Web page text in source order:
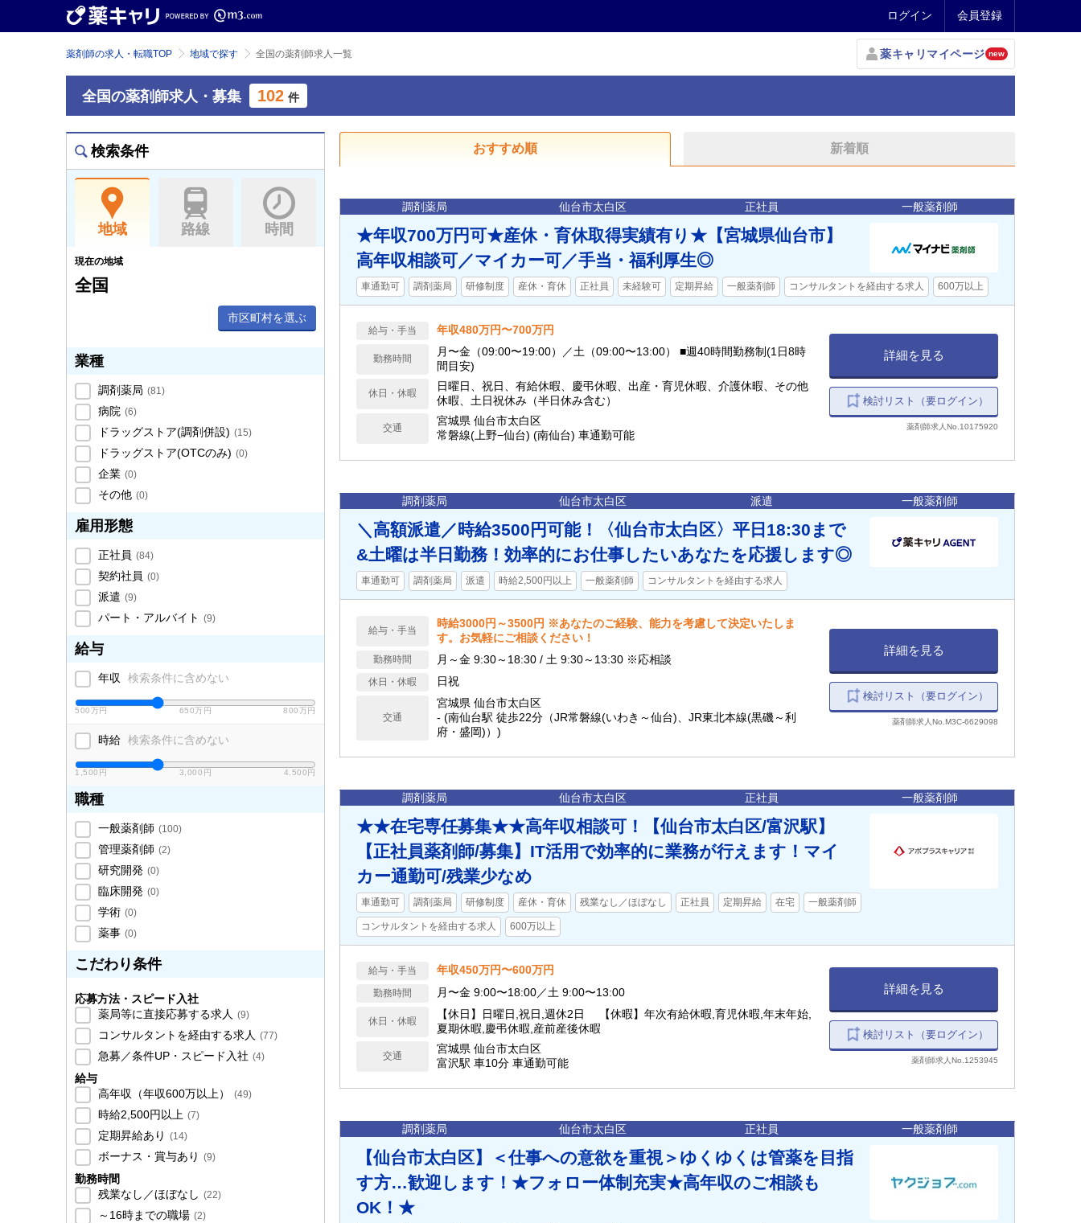
ログイン 会員登録
薬剤師の求人・転職TOP 地域で探す 全国の薬剤師求人一覧 薬キャリマイページ new
全国の薬剤師求人・募集 102 件
検索条件
地域 路線 時間
現在の地域
全国
市区町村を選ぶ
業種
調剤薬局 (81)
病院 (6)
ドラッグストア(調剤併設) (15)
ドラッグストア(OTCのみ) (0)
企業 (0)
その他 (0)
雇用形態
正社員 (84)
契約社員 (0)
派遣 (9)
パート・アルバイト (9)
給与
年収 検索条件に含めない
500万円 650万円 800万円
時給 検索条件に含めない
1,500円 3,000円 4,500円
職種
一般薬剤師 (100)
管理薬剤師 (2)
研究開発 (0)
臨床開発 (0)
学術 (0)
薬事 (0)
こだわり条件
応募方法・スピード入社
薬局等に直接応募する求人 (9)
コンサルタントを経由する求人 (77)
急募／条件UP・スピード入社 (4)
給与
高年収（年収600万以上）
(49)
時給2,500円以上 (7)
定期昇給あり (14)
ボーナス・賞与あり (9)
勤務時間
残業なし／ほぼなし (22)
～16時までの職場 (2)
おすすめ順 新着順
調剤薬局 仙台市太白区 正社員 一般薬剤師
★年収700万円可★産休・育休取得実績有り★【宮城県仙台市】
高年収相談可／マイカー可／手当・福利厚生◎
車通勤可 調剤薬局 研修制度 産休・育休 正社員 未経験可 定期昇給 一般薬剤師 コンサルタントを経由する求人 600万以上
給与・手当 年収480万円〜700万円
勤務時間
月〜金（09:00〜19:00）／土（09:00〜13:00） ■週40時間勤務制(1日8時
間目安)
休日・休暇
日曜日、祝日、有給休暇、慶弔休暇、出産・育児休暇、介護休暇、その他
休暇、土日祝休み（半日休み含む）
交通
宮城県 仙台市太白区
常磐線(上野−仙台) (南仙台) 車通勤可能
詳細を見る
検討リスト（要ログイン）
薬剤師求人No.10175920
調剤薬局 仙台市太白区 派遣 一般薬剤師
＼高額派遣／時給3500円可能！〈仙台市太白区〉平日18:30まで
&土曜は半日勤務！効率的にお仕事したいあなたを応援します◎
車通勤可 調剤薬局 派遣 時給2,500円以上 一般薬剤師 コンサルタントを経由する求人
給与・手当
時給3000円～3500円 ※あなたのご経験、能力を考慮して決定いたしま
す。お気軽にご相談ください！
勤務時間 月～金 9:30～18:30 / 土 9:30～13:30 ※応相談
休日・休暇 日祝
交通
宮城県 仙台市太白区
- (南仙台駅 徒歩22分（JR常磐線(いわき～仙台)、JR東北本線(黒磯～利
府・盛岡)）)
詳細を見る
検討リスト（要ログイン）
薬剤師求人No.M3C-6629098
調剤薬局 仙台市太白区 正社員 一般薬剤師
★★在宅専任募集★★高年収相談可！【仙台市太白区/富沢駅】
【正社員薬剤師/募集】IT活用で効率的に業務が行えます！マイ
カー通勤可/残業少なめ
車通勤可 調剤薬局 研修制度 産休・育休 残業なし／ほぼなし 正社員 定期昇給 在宅 一般薬剤師
コンサルタントを経由する求人 600万以上
給与・手当 年収450万円〜600万円
勤務時間 月〜金 9:00〜18:00／土 9:00〜13:00
休日・休暇
【休日】日曜日,祝日,週休2日 【休暇】年次有給休暇,育児休暇,年末年始,
夏期休暇,慶弔休暇,産前産後休暇
交通
宮城県 仙台市太白区
富沢駅 車10分 車通勤可能
詳細を見る
検討リスト（要ログイン）
薬剤師求人No.1253945
調剤薬局 仙台市太白区 正社員 一般薬剤師
【仙台市太白区】＜仕事への意欲を重視＞ゆくゆくは管薬を目指
す方…歓迎します！★フォロー体制充実★高年収のご相談も
OK！★